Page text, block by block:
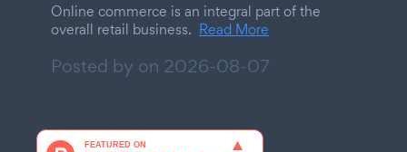
Online commerce is an integral part of the
overall retail business. Read More
Posted by on 2026-08-07